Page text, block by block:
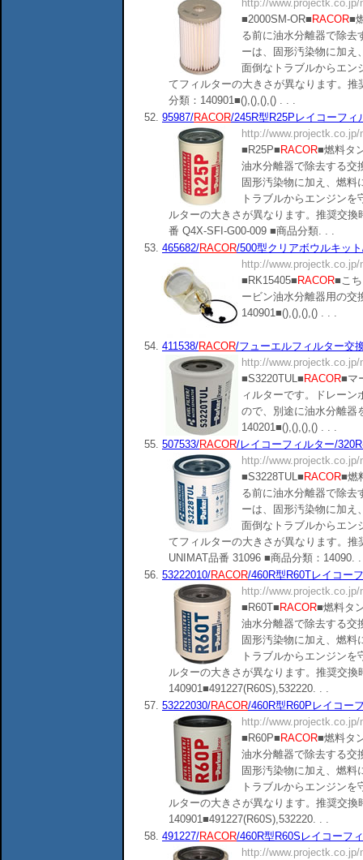
http://
■2000SM-OR■ RACOR■
る前に油水分離器で除去
ーは、固形汚染物に加え
面倒なトラブルからエン
てフィルターの大きさが異なります。
分類：140901■(),(),(),() . . .
52. 95987/RACOR/245R型R25Pレイコーフ
http://
■R25P■ RACOR■燃料タ
油水分離器で除去する交
固形汚染物に加え、燃料
トラブルからエンジン
ルターの大きさが異なります。推奨交
番 Q4X-SFI-G00-009 ■商品分類. . .
53. 465682/RACOR/500型クリアボウルキッ
http://
■RK15405■ RACOR■こ
ービン油水分離器用の交
140901■(),(),(),() . . .
54. 411538/RACOR/フューエルフィルター交
http://
■S3220TUL■ RACOR■マ
ィルターです。ドレー
ので、別途に油水分離器
140201■(),(),(),() . . .
55. 507533/RACOR/レイコーフィルター/
http://
■S3228TUL■ RACOR■燃
る前に油水分離器で除去
ーは、固形汚染物に加え
面倒なトラブルからエン
てフィルターの大きさが異なります。
UNIMAT品番 31096 ■商品分類：14090.
56. 53222010/RACOR/460R型R60Tレイコー
http://
■R60T■ RACOR■燃料タ
油水分離器で除去する交
固形汚染物に加え、燃料
トラブルからエンジン
ルターの大きさが異なります。推奨交
140901■491227(R60S),532220. . .
57. 53222030/RACOR/460R型R60Pレイコー
http://
■R60P■ RACOR■燃料タ
油水分離器で除去する交
固形汚染物に加え、燃料
トラブルからエンジン
ルターの大きさが異なります。推奨交
140901■491227(R60S),532220. . .
58. 491227/RACOR/460R型R60Sレイコーフ
http://